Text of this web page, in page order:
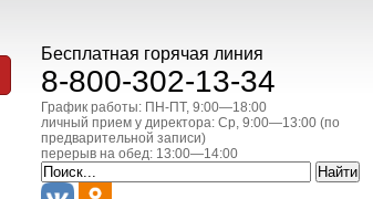
Бесплатная горячая линия
8-800-302-13-34
График работы: ПН-ПТ, 9:00—18:00
личный прием у директора: Ср, 9:00—13:00 (по
предварительной записи)
перерыв на обед: 13:00—14:00